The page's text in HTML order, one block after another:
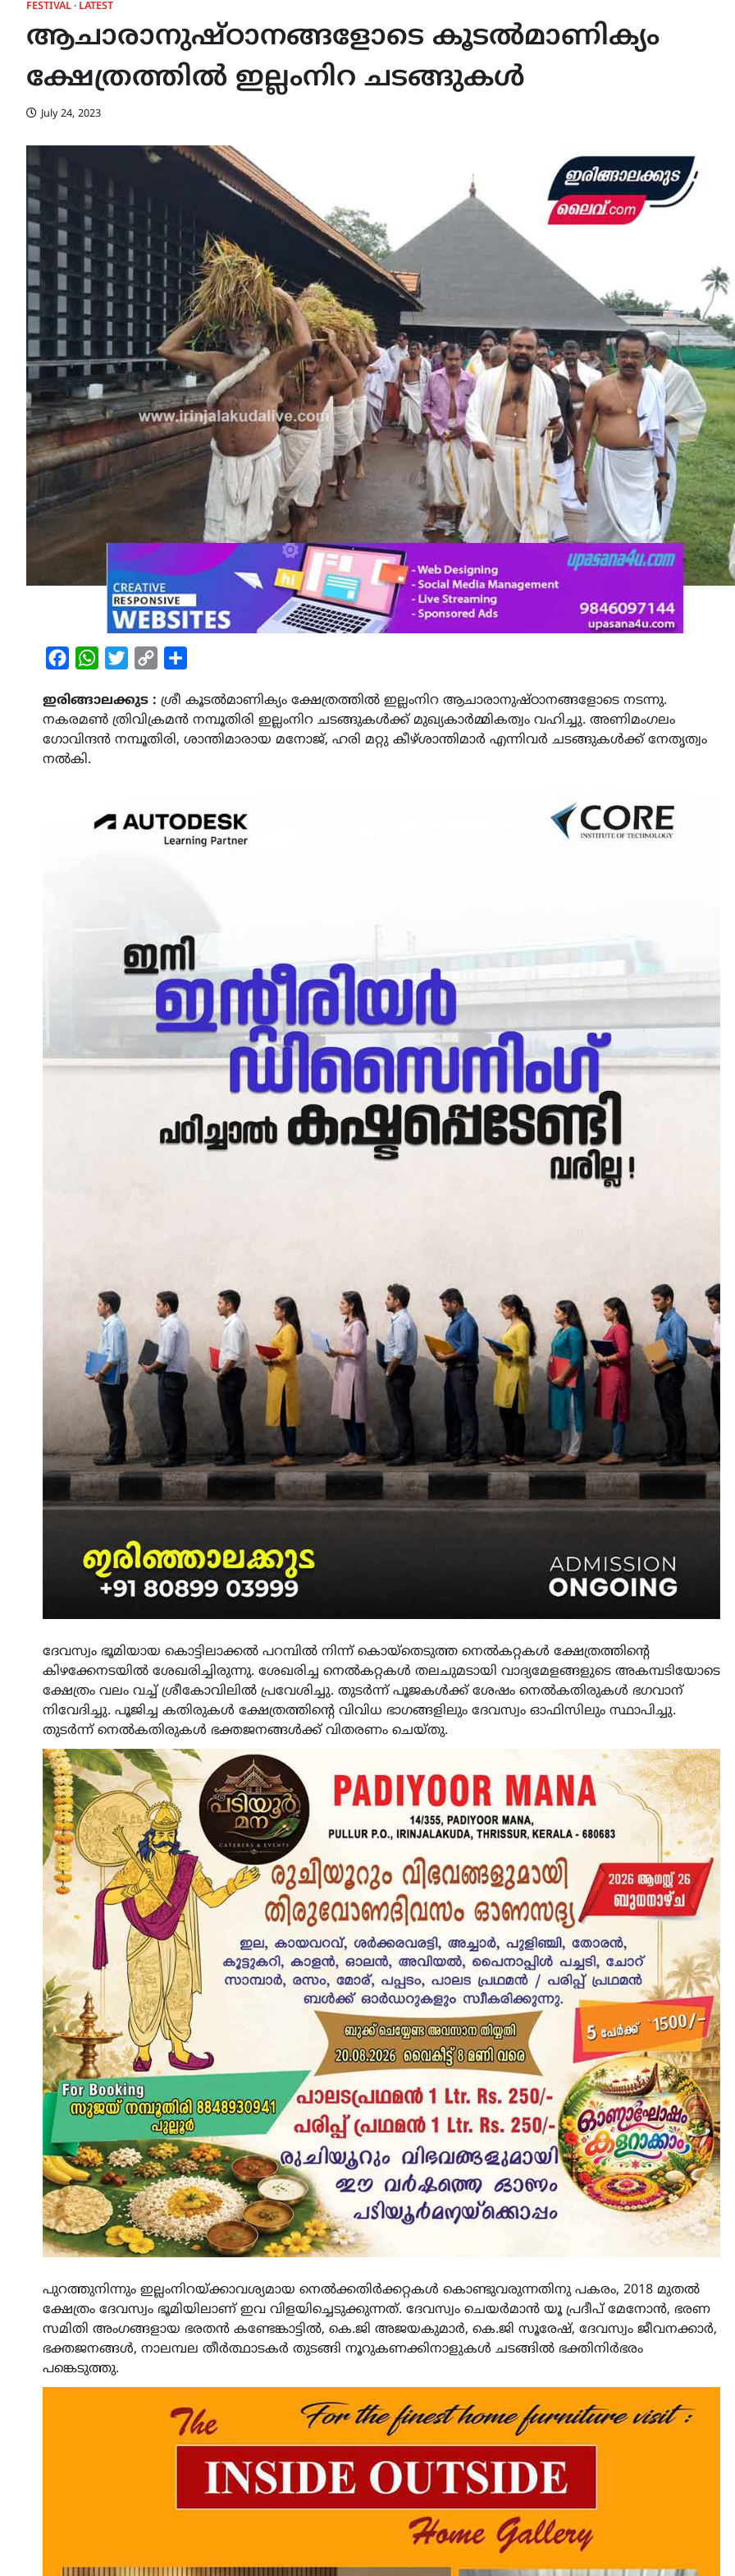
FESTIVAL LATEST
ആചാരാനുഷ്ഠാനങ്ങളോടെ കൂടൽമാണിക്യം
ക്ഷേത്രത്തിൽ ഇല്ലംനിറ ചടങ്ങുകൾ
July 24, 2023
FacebookWhatsAppTwitterCopy
ഇരിങ്ങാലക്കുട : ശ്രീ കൂടൽമാണിക്യം ക്ഷേത്രത്തിൽ ഇല്ലംനിറ ആചാരാനുഷ്ഠാനങ്ങളോടെ നടന്നു.
നകരമണ്‍ ത്രിവിക്രമൻ നമ്പൂതിരി ഇല്ലംനിറ ചടങ്ങുകൾക്ക് മുഖ്യകാർമ്മികത്വം വഹിച്ചു. അണിമംഗലം
ഗോവിന്ദൻ നമ്പൂതിരി, ശാന്തിമാരായ മനോജ്, ഹരി മറ്റു കീഴ്ശാന്തിമാർ എന്നിവർ ചടങ്ങുകൾക്ക് നേതൃത്വം
നൽകി.
ദേവസ്വം ഭൂമിയായ കൊട്ടിലാക്കൽ പറമ്പിൽ നിന്ന് കൊയ്തെടുത്ത നെൽകറ്റകൾ ക്ഷേത്രത്തിന്‍റെ
കിഴക്കേനടയിൽ ശേഖരിച്ചിരുന്നു. ശേഖരിച്ച നെൽകറ്റകൾ തലചുമടായി വാദ്യമേളങ്ങളുടെ അകമ്പടിയോടെ
ക്ഷേത്രം വലം വച്ച് ശ്രീകോവിലിൽ പ്രവേശിച്ചു. തുടർന്ന് പൂജകൾക്ക് ശേഷം നെൽകതിരുകൾ ഭഗവാന്
നിവേദിച്ചു. പൂജിച്ച കതിരുകൾ ക്ഷേത്രത്തിന്‍റെ വിവിധ ഭാഗങ്ങളിലും ദേവസ്വം ഓഫിസിലും സ്ഥാപിച്ചു.
തുടർന്ന് നെൽകതിരുകൾ ഭക്തജനങ്ങൾക്ക് വിതരണം ചെയ്തു.
പുറത്തുനിന്നും ഇല്ലംനിറയ്ക്കാവശ്യമായ നെൽക്കതിർക്കറ്റകൾ കൊണ്ടുവരുന്നതിനു പകരം, 2018 മുതൽ
ക്ഷേത്രം ദേവസ്വം ഭൂമിയിലാണ് ഇവ വിളയിച്ചെടുക്കുന്നത്. ദേവസ്വം ചെയർമാൻ യൂ പ്രദീപ് മേനോൻ, ഭരണ
സമിതി അംഗങ്ങളായ ഭരതൻ കണ്ടേങ്കാട്ടിൽ, കെ.ജി അജയകുമാർ, കെ.ജി സൂരേഷ്, ദേവസ്വം ജീവനക്കാർ,
ഭക്തജനങ്ങൾ, നാലമ്പല തീർത്ഥാടകർ തുടങ്ങി നൂറുകണക്കിനാളുകൾ ചടങ്ങിൽ ഭക്തിനിർഭരം
പങ്കെടുത്തു.
ഐ.ഐ.ടി മദ്രാസ്സിൽ നിന്നും
ഡോക്ടറേറ്റ് – ഇരിങ്ങാലക്കുട
സ്വദേശി ആതിര എം കെ
യുടെ നേട്ടം
പൊരുതി
August 5, 2026